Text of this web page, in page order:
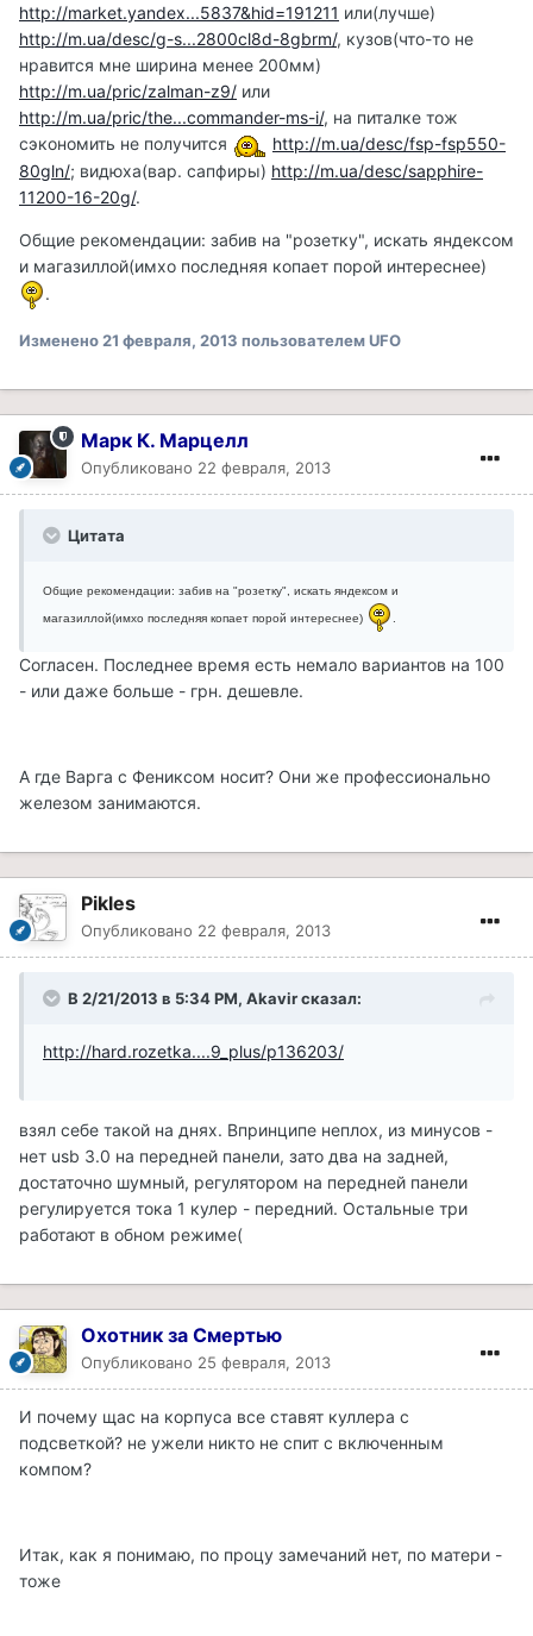
http://market.yandex...5837&hid=191211 или(лучше)
http://m.ua/desc/g-s...2800cl8d-8gbrm/, кузов(что-то не
нравится мне ширина менее 200мм)
http://m.ua/pric/zalman-z9/ или
http://m.ua/pric/the...commander-ms-i/, на питалке тож
сэкономить не получится
http://m.ua/desc/fsp-fsp550-
80gln/; видюха(вар. сапфиры) http://m.ua/desc/sapphire-
11200-16-20g/.
Общие рекомендации: забив на "розетку", искать яндексом
и магазиллой(имхо последняя копает порой интереснее)
.
Изменено 21 февраля, 2013 пользователем UFO
Марк К. Марцелл
Опубликовано 22 февраля, 2013
Цитата
Общие рекомендации: забив на "розетку", искать яндексом и
магазиллой(имхо последняя копает порой интереснее)
Согласен. Последнее время есть немало вариантов на 100
- или даже больше - грн. дешевле.
А где Варга с Фениксом носит? Они же профессионально
железом занимаются.
Pikles
Опубликовано 22 февраля, 2013
В 2/21/2013 в 5:34 PM, Akavir сказал:
http://hard.rozetka....9_plus/p136203/
взял себе такой на днях. Впринципе неплох, из минусов -
нет usb 3.0 на передней панели, зато два на задней,
достаточно шумный, регулятором на передней панели
регулируется тока 1 кулер - передний. Остальные три
работают в обном режиме(
Охотник за Смертью
Опубликовано 25 февраля, 2013
И почему щас на корпуса все ставят куллера с
подсветкой? не ужели никто не спит с включенным
компом?
Итак, как я понимаю, по процу замечаний нет, по матери -
тоже